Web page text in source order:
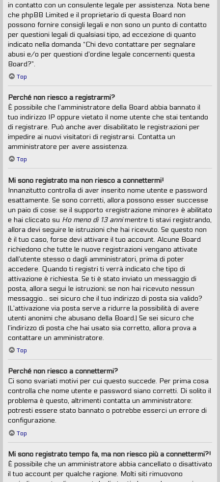
in contatto con un consulente legale per assistenza. Nota bene
che phpBB Limited e il proprietario di questa Board non
possono fornire consigli legali e non sono un punto di contatto
per questioni legali di qualsiasi tipo, ad eccezione di quanto
indicato nella domanda “Chi devo contattare per segnalare
abusi e/o per questioni d’ordine legale concernenti questa
Board?”.
Top
Perché non riesco a registrarmi?
È possibile che l’amministratore della Board abbia bannato il
tuo indirizzo IP oppure vietato il nome utente che stai tentando
di registrare. Può anche aver disabilitato le registrazioni per
impedire ai nuovi visitatori di registrarsi. Contatta un
amministratore per avere assistenza.
Top
Mi sono registrato ma non riesco a connettermi!
Innanzitutto controlla di aver inserito nome utente e password
esattamente. Se sono corretti, allora possono esser successe
un paio di cose: se il supporto «registrazione minore» è abilitato
e hai cliccato su Ho meno di 13 annimentre ti stavi registrando,
allora devi seguire le istruzioni che hai ricevuto. Se questo non
è il tuo caso, forse devi attivare il tuo account. Alcune Board
richiedono che tutte le nuove registrazioni vengano attivate
dall’utente stesso o dagli amministratori, prima di poter
accedere. Quando ti registri ti verrà indicato che tipo di
attivazione è richiesta. Se ti è stato inviato un messaggio di
posta, allora segui le istruzioni; se non hai ricevuto nessun
messaggio... sei sicuro che il tuo indirizzo di posta sia valido?
(L’attivazione via posta serve a ridurre la possibilità di avere
utenti anonimi che abusano della Board.) Se sei sicuro che
l’indirizzo di posta che hai usato sia corretto, allora prova a
contattare un amministratore.
Top
Perché non riesco a connettermi?
Ci sono svariati motivi per cui questo succede. Per prima cosa
controlla che nome utente e password siano corretti. Di solito il
problema è questo, altrimenti contatta un amministratore:
potresti essere stato bannato o potrebbe esserci un errore di
configurazione.
Top
Mi sono registrato tempo fa, ma non riesco più a connettermi?!
È possibile che un amministratore abbia cancellato o disattivato
il tuo account per qualche ragione. Molti siti rimuovono